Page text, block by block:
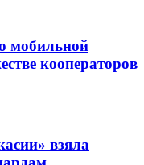
мобильной
кооператоров
взяла